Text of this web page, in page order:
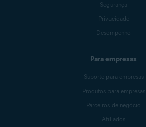
Segurança
Privacidade
Desempenho
Para empresas
Suporte para empresas
Produtos para empresas
Parceiros de negócio
Afiliados